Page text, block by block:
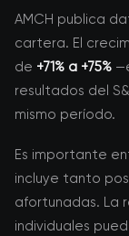
AMCH publica
cartera. El
de +71% a +75%
resultados del
mismo período.
Es importante
incluye tanto
afortunadas. La
individuales